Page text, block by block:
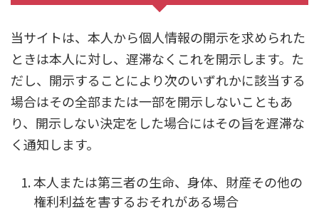
当サイトは、本人から個人情報の開示を求められた
ときは本人に対し、遅滞なくこれを開示します。た
だし、開示することにより次のいずれかに該当する
場合はその全部または一部を開示しないこともあ
り、開示しない決定をした場合にはその旨を遅滞な
く通知します。
本人または第三者の生命、身体、財産その他の
権利利益を害するおそれがある場合